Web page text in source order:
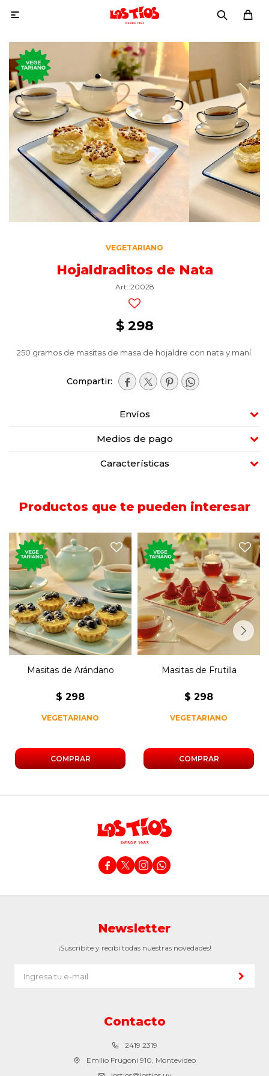

VEGETARIANO
Hojaldraditos de Nata
20028
$ 298
250 gramos de masitas de masa de hojaldre con nata y maní.
   
Envíos
Medios de pago
Características
Productos que te pueden interesar
250 gramos de masitas de
arándano con crema
pastelera.
Masitas de Arándano
$ 298
VEGETARIANO
250 gramos de masitas de
frutilla con crema pastelera.
Masitas de Frutilla
$ 298
VEGETARIANO
   
Contacto
2419 2319
Emilio Frugoni 910, Montevideo
Newsletter
¡Suscribite y recibí todas nuestras novedades!